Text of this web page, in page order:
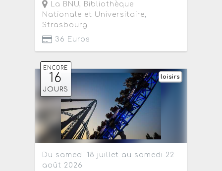
La BNU, Bibliothèque
Nationale et Universitaire,
Strasbourg
36 Euros
ENCORE
16
JOURS
loisirs
Du samedi 18 juillet au samedi 22
août 2026